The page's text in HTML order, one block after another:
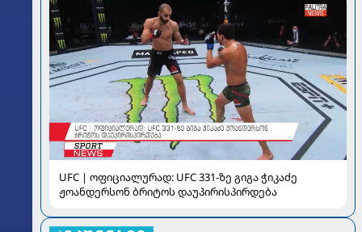
UFC | ოფიციალურად: UFC 331-ზე გიგა ჭიკაძე
ჟოანდერსონ ბრიტოს დაუპირისპირდება